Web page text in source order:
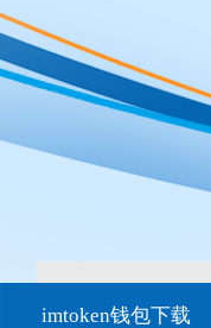
imtoken钱包下载